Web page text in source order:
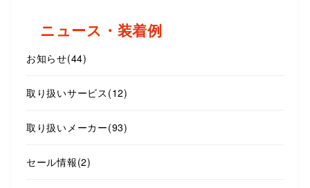
ニュース・装着例
お知らせ(44)
取り扱いサービス (12)
取り扱いメーカー(93)
セール情報(2)